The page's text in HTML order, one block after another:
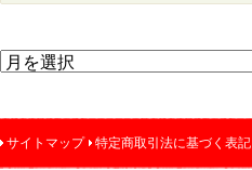
サイトマップ 特定商取引法に基づく表記